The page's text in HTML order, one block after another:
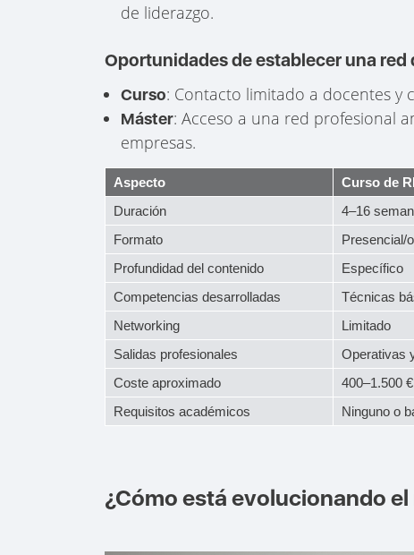
de liderazgo.
Oportunidades de establecer una
Curso: Contacto limitado a docentes y
Máster: Acceso a una red profesional
empresas.
Aspecto Curso de
Duración
4–16
Formato
Presencial/
Profundidad del contenido
Específico
Competencias desarrolladas
Técnicas
Networking
Limitado
Salidas profesionales
Operativas
Coste aproximado
400–1.500 €
Requisitos académicos
Ninguno o
¿Cómo está evolucionando